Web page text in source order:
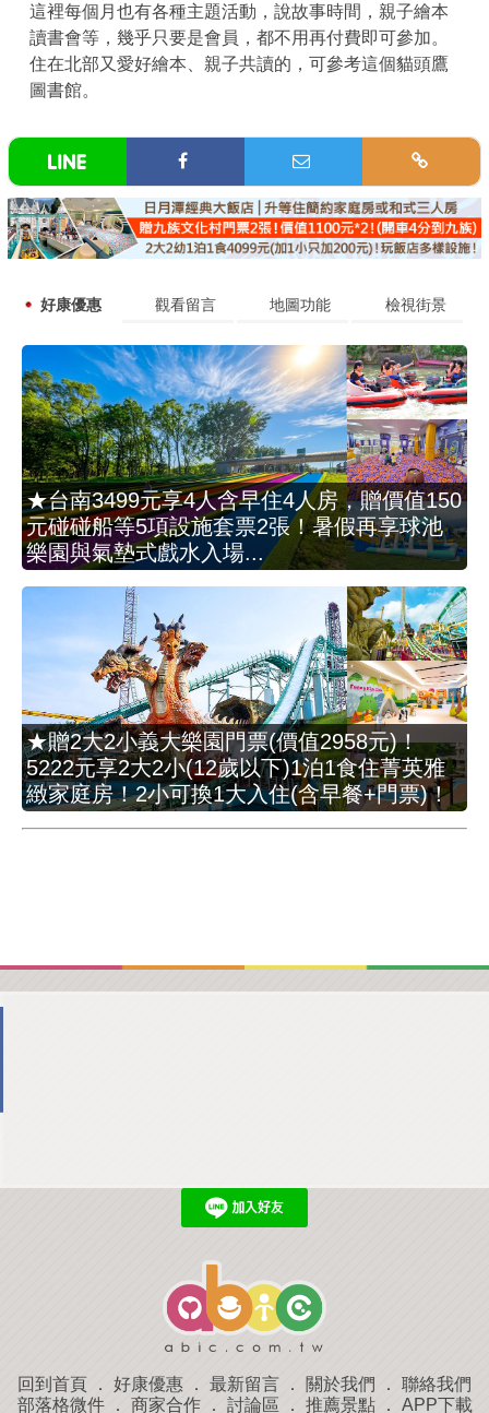
這裡每個月也有各種主題活動，說故事時間，親子繪本
讀書會等，幾乎只要是會員，都不用再付費即可參加。
住在北部又愛好繪本、親子共讀的，可參考這個貓頭鷹
圖書館。
好康優惠 觀看留言 地圖功能 檢視街景
★台南3499元享4人含早住4人房，贈價值150
元碰碰船等5項設施套票2張！暑假再享球池
樂園與氣墊式戲水入場...
★贈2大2小義大樂園門票(價值2958元)！
5222元享2大2小(12歲以下)1泊1食住菁英雅
緻家庭房！2小可換1大入住(含早餐+門票)！
回到首頁 ． 好康優惠 ． 最新留言 ． 關於我們 ． 聯絡我們
部落格微件． 商家合作． 討論區 ． 推薦景點． APP下載